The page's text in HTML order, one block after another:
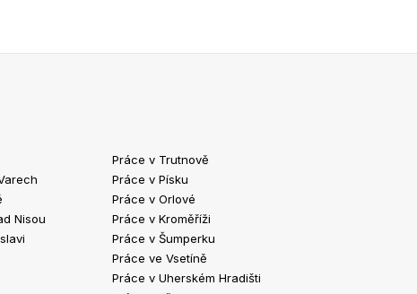
Nisou
Práce v Trutnově
Práce v Písku
Práce v Orlové
Práce v Kroměříži
Práce v Šumperku
Práce ve Vsetíně
Práce v Uherském Hradišti